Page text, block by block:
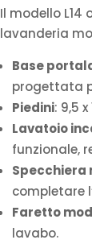
Il modello
lavanderia
Base
progettata
Piedini: 9,5
Lavatoio
funzionale,
Specchiera
completare
Faretto
lavabo.